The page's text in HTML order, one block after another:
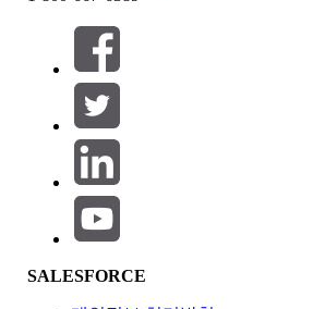
SALESFORCE